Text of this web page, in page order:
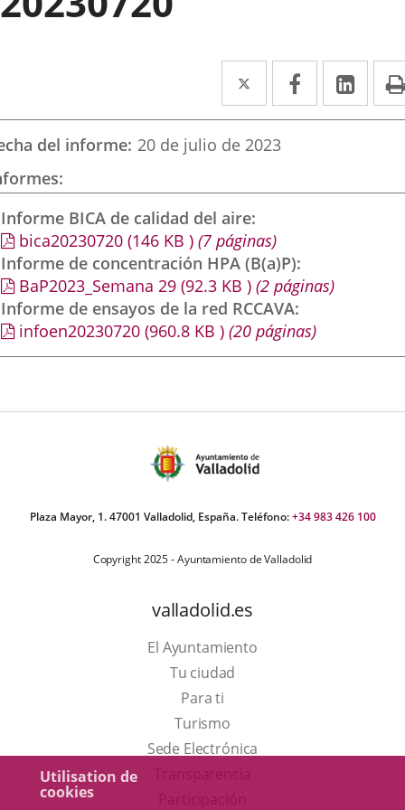
Utilisation de
cookies
Twitter
Enlace
a
una
externa.
Facebook
Enlace
a
externa.
a
del informe 20 de julio de 2023
Informe BICA de calidad del aire
bica20230720 (146 KB ) (7 páginas)
Informe de concentración HPA (B(a)P)
BaP2023_Semana 29 (92.3 KB ) (2 páginas)
Informe de ensayos de la red RCCAVA
infoen20230720 (960.8 KB ) (20 páginas)
Plaza Mayor, 1. 47001 Valladolid, España. Teléfono:+34 983 426 100
Copyright 2025 - Ayuntamiento de Valladolid
valladolid.es
El Ayuntamiento
Tu ciudad
Para ti
TurismoEste
enlace
Sede Electrónica